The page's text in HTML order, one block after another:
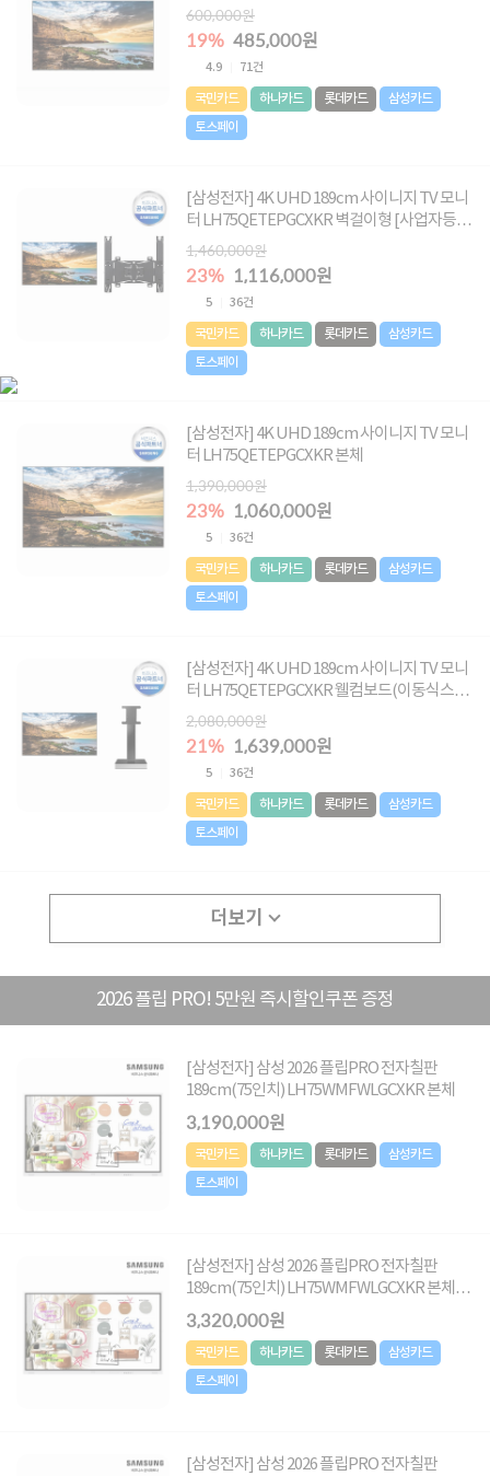
600,000원
19% 485,000원
4.9 71건
국민카드 하나카드 롯데카드
삼성카드
토스페이
[삼성전자] 4K UHD 189cm 사이니지 TV 모니
터 LH75QETEPGCXKR 벽걸이형 [사업자등록
증 필요]
1,460,000원
23% 1,116,000원
5 36건
국민카드 하나카드 롯데카드
삼성카드
토스페이
[삼성전자] 4K UHD 189cm 사이니지 TV 모니
터 LH75QETEPGCXKR 본체
1,390,000원
23% 1,060,000원
5 36건
국민카드 하나카드 롯데카드
삼성카드
토스페이
[삼성전자] 4K UHD 189cm 사이니지 TV 모니
터 LH75QETEPGCXKR 웰컴보드(이동식스탠
드)
2,080,000원
21% 1,639,000원
5 36건
국민카드 하나카드 롯데카드
삼성카드
토스페이
더보기
2026 플립 PRO! 5만원 즉시할인쿠폰 증정
[삼성전자] 삼성 2026 플립PRO 전자칠판
189cm(75인치) LH75WMFWLGCXKR 본체
3,190,000원
국민카드 하나카드 롯데카드
삼성카드
토스페이
[삼성전자] 삼성 2026 플립PRO 전자칠판
189cm(75인치) LH75WMFWLGCXKR 본체
+벽걸이
3,320,000원
국민카드 하나카드 롯데카드
삼성카드
토스페이
[삼성전자] 삼성 2026 플립PRO 전자칠판